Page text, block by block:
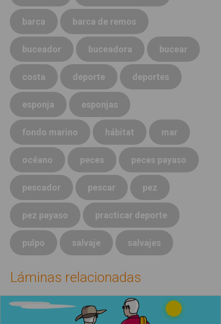
barca barca de remos
buceador buceadora bucear
costa deporte deportes
esponja esponjas
fondo marino hábitat mar
océano peces peces payaso
pescador pescar pez
pez payaso practicar deporte
pulpo salvaje salvajes
Láminas relacionadas